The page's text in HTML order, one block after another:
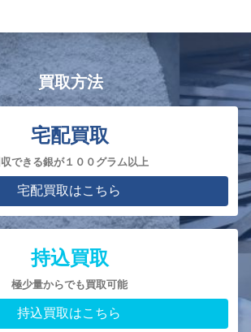
買取方法
宅配買取
できる銀が１００グラム以上
宅配買取はこちら
持込買取
極少量からでも買取可能
持込買取はこちら